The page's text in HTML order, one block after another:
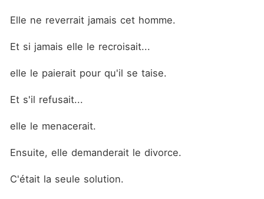
Elle ne reverrait jamais cet homme.
Et si jamais elle le recroisait...
elle le paierait pour qu'il se taise.
Et s'il refusait...
elle le menacerait.
Ensuite, elle demanderait le divorce.
C'était la seule solution.